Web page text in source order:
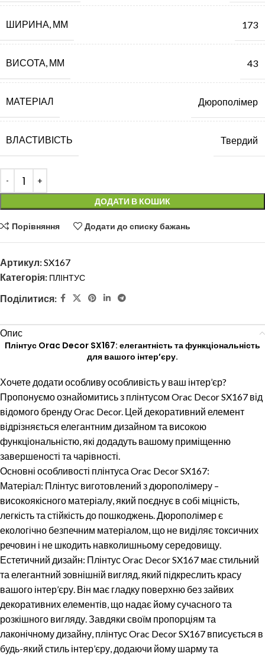
ШИРИНА, ММ 173
ВИСОТА, ММ 43
МАТЕРІАЛ Дюрополімер
ВЛАСТИВІСТЬ Твердий
ДОДАТИ В КОШИК
Порівняння Додати до списку бажань
Артикул:SX167
Категорія: ПЛІНТУС
Поділитися:
Опис
Плінтус Orac Decor SX167: елегантність та функціональність
для вашого інтер’єру.
Хочете додати особливу особливість у ваш інтер’єр?
Пропонуємо ознайомитись з плінтусом Orac Decor SX167 від
відомого бренду Orac Decor. Цей декоративний елемент
відрізняється елегантним дизайном та високою
функціональністю, які додадуть вашому приміщенню
завершеності та чарівності.
Основні особливості плінтуса Orac Decor SX167:
Матеріал: Плінтус виготовлений з дюрополімеру –
високоякісного матеріалу, який поєднує в собі міцність,
легкість та стійкість до пошкоджень. Дюрополімер є
екологічно безпечним матеріалом, що не виділяє токсичних
речовин і не шкодить навколишньому середовищу.
Естетичний дизайн: Плінтус Orac Decor SX167 має стильний
та елегантний зовнішній вигляд, який підкреслить красу
вашого інтер’єру. Він має гладку поверхню без зайвих
декоративних елементів, що надає йому сучасного та
розкішного вигляду. Завдяки своїм пропорціям та
лаконічному дизайну, плінтус Orac Decor SX167 вписується в
будь-який стиль інтер’єру, додаючи йому шарму та